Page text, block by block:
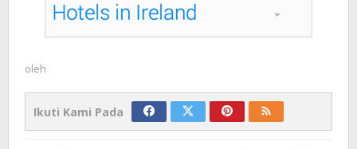
oleh
Ikuti Kami Pada